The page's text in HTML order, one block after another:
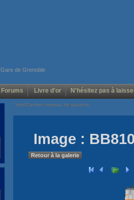
Gare de Grenoble
Forums Livre d'or N'hésitez pas à
Voir/Cacher menus de gauche
Image :
Retour à la galerie